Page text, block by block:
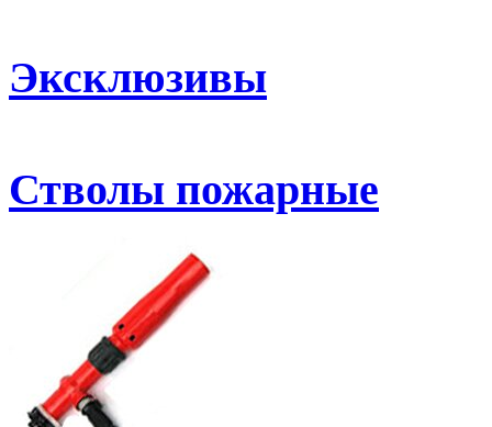
Эксклюзивы
Стволы пожарные